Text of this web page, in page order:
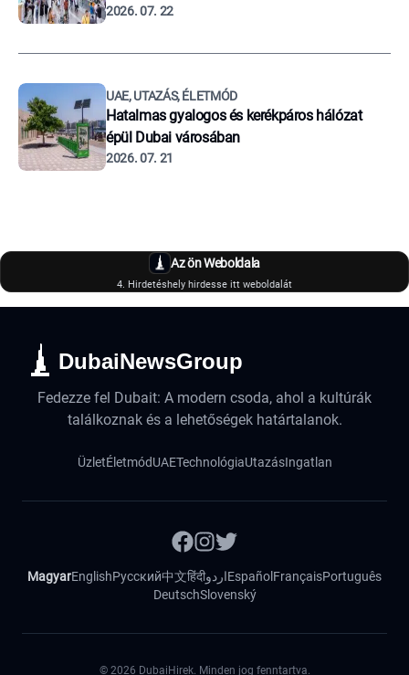
2026. 07. 22
UAE, UTAZÁS, ÉLETMÓD
Hatalmas gyalogos és kerékpáros hálózat
épül Dubai városában
2026. 07. 21
Az ön Weboldala
4. Hirdetéshely hirdesse itt weboldalát
DubaiNewsGroup
Fedezze fel Dubait: A modern csoda, ahol a kultúrák
találkoznak és a lehetőségek határtalanok.
ÜzletÉletmódUAETechnológiaUtazásIngatlan
MagyarEnglishРусский中文हिंदीاردوEspañol FrançaisPortuguês
DeutschSlovenský
© 2026 DubaiHirek. Minden jog fenntartva.